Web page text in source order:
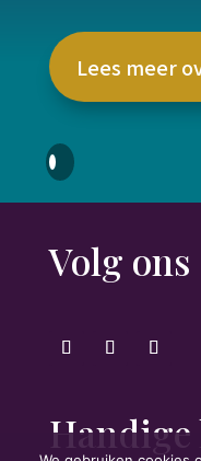
Lees meer
Volg ons